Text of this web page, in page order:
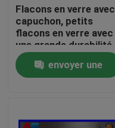
Maison
Au sujet de nous
Flacons en verre avec
capuchon, petits
flacons en verre avec
une grande durabilité
et un capuchon
dépliableenvoyer une